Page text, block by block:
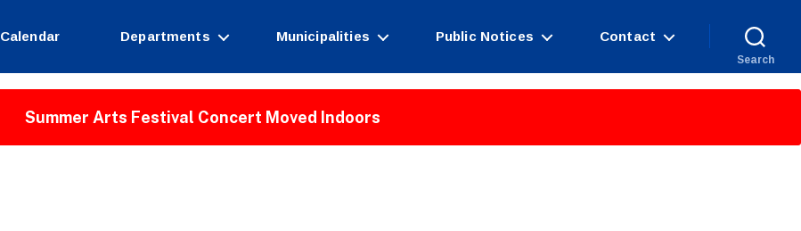
Calendar Departments Municipalities Public Notices Contact
Search
Summer Arts Festival Concert Moved Indoors